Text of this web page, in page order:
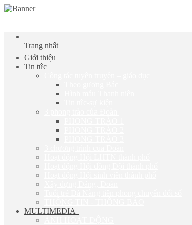
Trang nhất
Giới thiệu
Tin tức
MULTIMEDIA